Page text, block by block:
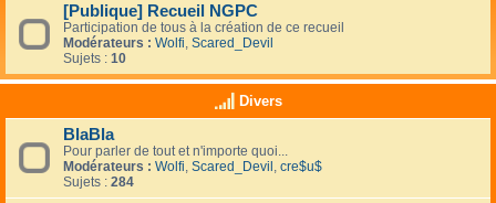
[Publique] Recueil NGPC
Participation de tous à la création de ce recueil
Modérateurs : Wolfi, Scared_Devil
Sujets : 10
Divers
BlaBla
Pour parler de tout et n'importe quoi...
Modérateurs : Wolfi, Scared_Devil, cre$u$
Sujets : 284